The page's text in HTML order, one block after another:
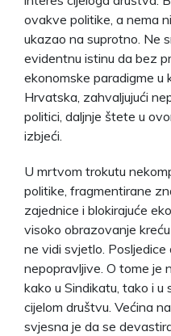
ovakve politike, a nema
ukazao na suprotno. Ne
evidentnu istinu da bez
ekonomske paradigme u
Hrvatska, zahvaljujući
politici, daljnje štete u
izbjeći.
U mrtvom trokutu
politike, fragmentirane
zajednice i blokirajuće
visoko obrazovanje
ne vidi svjetlo.
nepopravljive. O tome je
kako u Sindikatu, tako i u
cijelom društvu. Većina
svjesna je da se